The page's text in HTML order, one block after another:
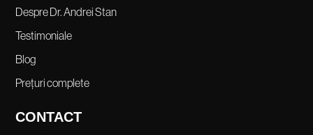
Despre Dr. Andrei Stan
Testimoniale
Blog
Prețuri complete
CONTACT